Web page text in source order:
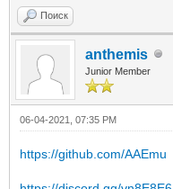
Поиск
anthemis
Junior Member
06-04-2021, 07:35 PM
https://github.com/AAEmu